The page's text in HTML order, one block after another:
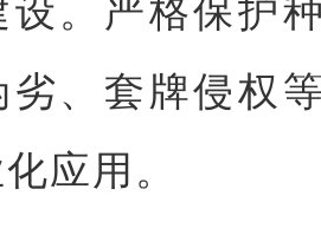
设。严格保护
劣、套牌侵权
应用。